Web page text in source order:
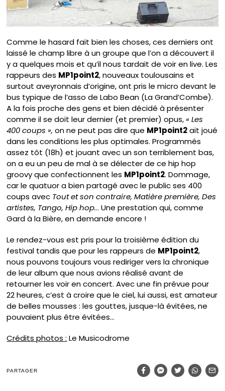
Comme le hasard fait bien les choses, ces derniers ont
laissé le champ libre à un groupe que l’on a découvert il
y a quelques mois et qu’il nous tardait de voir en live. Les
rappeurs des MP1point2, nouveaux toulousains et
surtout aveyronnais d’origine, ont pris le micro devant le
bus typique de l’asso de Labo Bean (La Grand’Combe).
A la fois proche des gens et bien décidé à présenter
comme il se doit leur dernier (et premier) opus,« Les
400 coups », on ne peut pas dire que MP1point2ait joué
dans les conditions les plus optimales. Programmés
assez tôt (18h) et jouant avec un son terriblement bas,
on a eu un peu de mal à se délecter de ce hip hop
groovy que confectionnent les MP1point2. Dommage,
car le quatuor a bien partagé avec le public ses 400
coups avec Tout et son contraire, Matière première, Des
artistes, Tango, Hip hop... Une prestation qui, comme
Gard à la Bière, en demande encore !
Le rendez-vous est pris pour la troisième édition du
festival tandis que pour les rappeurs de MP1point2,
nous pouvons toujours vous rediriger vers la chronique
de leur album que nous avions réalisé avant de
retourner les voir en concert. Avec une fin prévue pour
22 heures, c’est à croire que le ciel, lui aussi, est amateur
de belles mousses : les gouttes, jusque-là évitées, ne
pouvaient plus être évitées…
Crédits photos : Le Musicodrome
PARTAGER